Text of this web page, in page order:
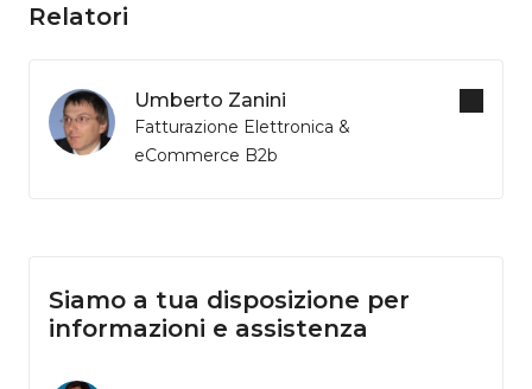
Relatori
Umberto Zanini
Fatturazione Elettronica &
eCommerce B2b
Siamo a tua disposizione per
informazioni e assistenza